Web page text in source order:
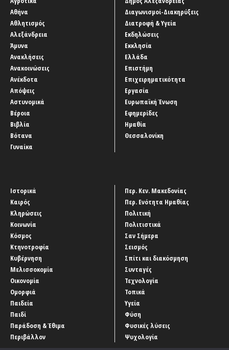
Αθήνα
Αθλητισμός
Αλεξάνδρεια
Άμυνα
Ανακλήσεις
Ανακοινώσεις
Ανέκδοτα
Απόψεις
Αστυνομικά
Βέροια
Βιβλία
Βότανα
Γυναίκα
Διαγωνισμοί-Διακηρύξεις
Διατροφή & Υγεία
Εκδηλώσεις
Εκκλησία
Ελλάδα
Επιστήμη
Επιχειρηματικότητα
Εργασία
Ευρωπαϊκή Ένωση
Εφημερίδες
Ημαθία
Θεσσαλονίκη
Ιστορικά
Καιρός
Κληρώσεις
Κοινωνία
Κόσμος
Κτηνοτροφία
Κυβέρνηση
Μελισσοκομία
Οικονομία
Ομορφιά
Παιδεία
Παιδί
Παράδοση & Έθιμα
Περιβάλλον
Περ. Κεν. Μακεδονίας
Περ. Ενότητα Ημαθίας
Πολιτική
Πολιτιστικά
Σαν Σήμερα
Σεισμός
Σπίτι και διακόσμηση
Συνταγές
Τεχνολογία
Τοπικά
Υγεία
Φύση
Φυσικές λύσεις
Ψυχολογία